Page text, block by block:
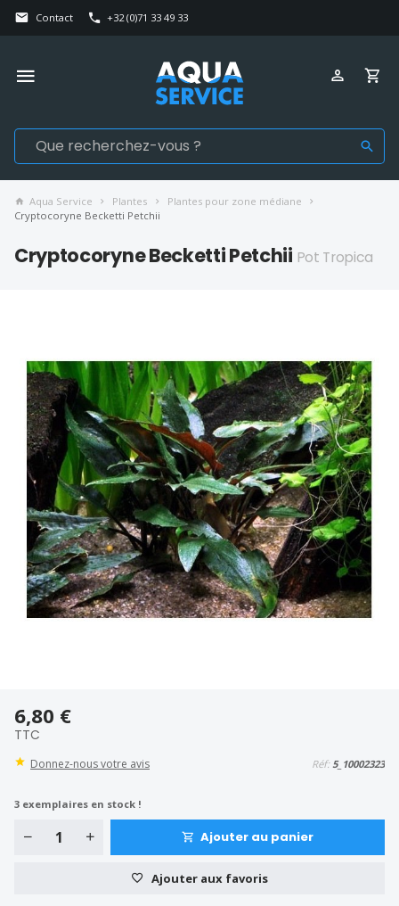
Contact +32 (0)71 33 49 33
Aqua Service Plantes
Plantes pour zone médiane
Cryptocoryne Becketti Petchii
Cryptocoryne Becketti Petchii Pot Tropica
6,80 €
TTC
Donnez-nous votre avis Réf: 5_10002323
3 exemplaires en stock !
Ajouter au panier
Ajouter aux favoris